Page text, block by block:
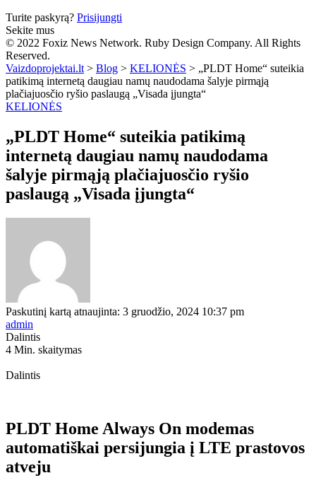
Turite paskyrą? Prisijungti
Sekite mus
© 2022 Foxiz News Network. Ruby Design Company. All Rights
Reserved.
Vaizdoprojektai.lt > Blog > KELIONĖS > „PLDT Home“ suteikia
patikimą internetą daugiau namų naudodama šalyje pirmąją
plačiajuosčio ryšio paslaugą „Visada įjungta“
KELIONĖS
„PLDT Home“ suteikia patikimą
internetą daugiau namų naudodama
šalyje pirmąją plačiajuosčio ryšio
paslaugą „Visada įjungta“
Paskutinį kartą atnaujinta: 3 gruodžio, 2024 10:37 pm
admin
Dalintis
4 Min. skaitymas
Dalintis
PLDT Home Always On modemas
automatiškai persijungia į LTE prastovos
atveju